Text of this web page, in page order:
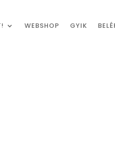
WEBSHOP GYIK